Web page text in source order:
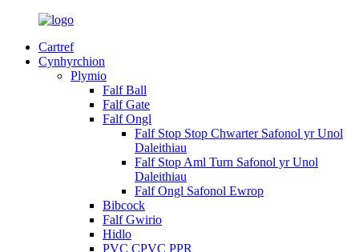
Cartref
Cynhyrchion
Plymio
Falf Ball
Falf Gate
Falf Ongl
Falf Stop Stop Chwarter Safonol yr Unol
Daleithiau
Falf Stop Aml Turn Safonol yr Unol
Daleithiau
Falf Ongl Safonol Ewrop
Bibcock
Falf Gwirio
Hidlo
PVC CPVC PPR